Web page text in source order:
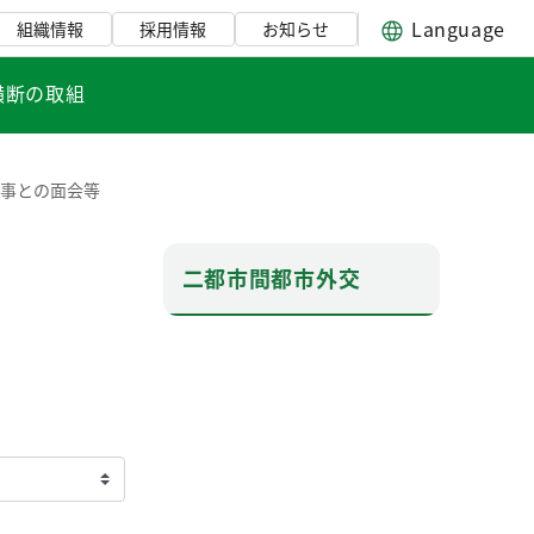
組織情報 採用情報 お知らせ Language
の取組
との面会等
二都市間都市外交